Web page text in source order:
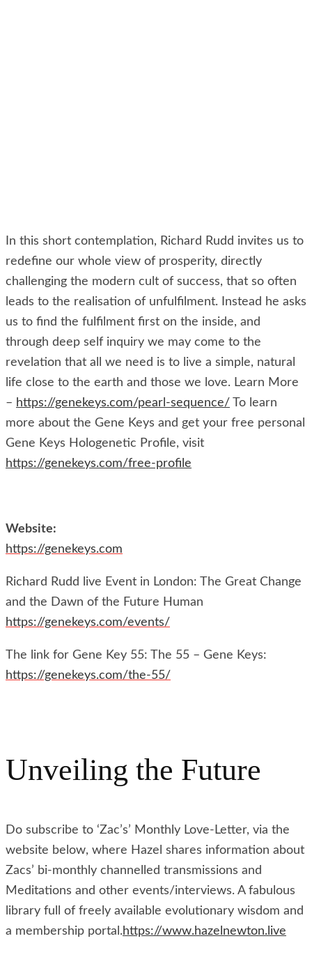
In this short contemplation, Richard Rudd invites us to
redefine our whole view of prosperity, directly
challenging the modern cult of success, that so often
leads to the realisation of unfulfilment. Instead he asks
us to find the fulfilment first on the inside, and
through deep self inquiry we may come to the
revelation that all we need is to live a simple, natural
life close to the earth and those we love. Learn More
– https://genekeys.com/pearl-sequence/ To learn
more about the Gene Keys and get your free personal
Gene Keys Hologenetic Profile, visit
https://genekeys.com/free-profile
Website:
https://genekeys.com
Richard Rudd live Event in London: The Great Change
and the Dawn of the Future Human
https://genekeys.com/events/
The link for Gene Key 55: The 55 – Gene Keys:
https://genekeys.com/the-55/
Unveiling the Future
Do subscribe to ‘Zac’s’ Monthly Love-Letter, via the
website below, where Hazel shares information about
Zacs’ bi-monthly channelled transmissions and
Meditations and other events/interviews. A fabulous
library full of freely available evolutionary wisdom and
a membership portal. https://www.hazelnewton.live